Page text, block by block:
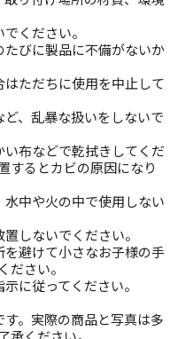
ください。
びに製品に不備がないか
ただちに使用を中止して
、乱暴な扱いをしないで
布などで乾拭きしてくだ
するとカビの原因になり
中や火の中で使用しない
しないでください。
避けて小さなお子様の手
ださい。
に従ってください。
。実際の商品と写真は多